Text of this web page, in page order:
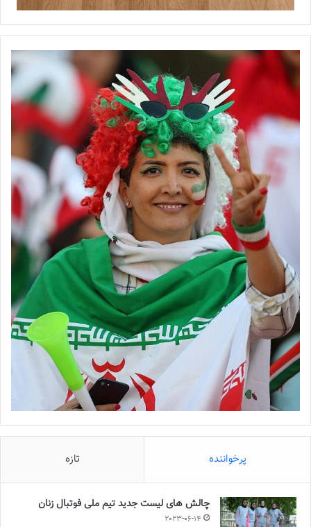
برچسب ها سوپرلیگ فوتبالز فوتسال فوتسال زنان
پرخواننده تازه
چالش هاى ليست جدید تيم ملى فوتبال زنان
2023-06-14